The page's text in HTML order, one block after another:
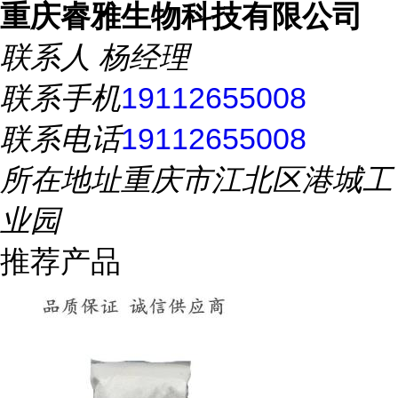
重庆睿雅生物科技有限公司
联系人 杨经理
联系手机19112655008
联系电话19112655008
所在地址重庆市江北区港城工
业园
推荐产品